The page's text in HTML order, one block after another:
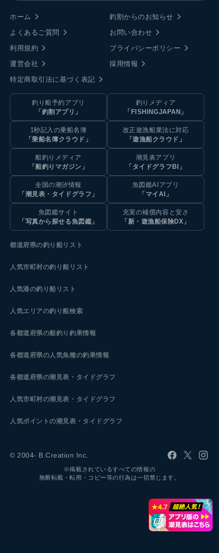
ホーム
釣割からのお知らせ
よくあるご質問
お問い合わせ
利用規約
プライバシーポリシー
運営会社
採用情報
特定商取引法に基づく表記
釣り船予約アプリ
「釣割アプリ」
釣りメディア
「FISHINGJAPAN」
1秒記入の乗船名簿
「乗船名簿クラウド」
改正遊漁船業法に対応
「遊漁船クラウド」
船釣りメディア
「船釣りマガジン」
潮見表アプリ
「タイドグラフBI」
全国の潮汐情報
「潮見表・タイドグラフ」
魚図鑑AIアプリ
「マイAI」
魚図鑑サイト
「写真から探せる魚図鑑」
充実の補償内容と安さ
「新・遊漁船保険DX」
都道府県の釣り船リスト
人気市町村の釣り船リスト
人気港の釣り船リスト
人気エリアの釣り船検索
各都道府県の船釣り釣果情報
各都道府県の人気魚種の釣果情報
各都道府県の潮見表 ・タイドグラフ
人気市町村の潮見表・タイドグラフ
人気ポイントの潮見表・タイドグラフ
© 2004- B.Creation Inc.
※掲載されているすべての情報の
無断転載・転用・コピー等の行為は一切禁じます。